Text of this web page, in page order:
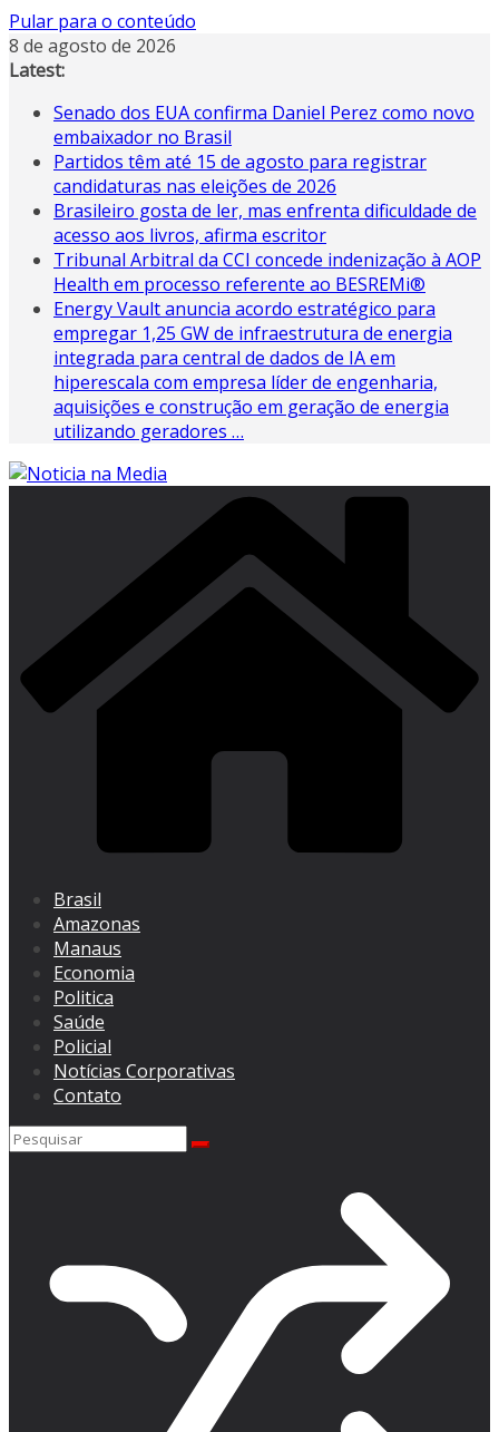
Pular para o conteúdo
8 de agosto de 2026
Latest:
Senado dos EUA confirma Daniel Perez como novo
embaixador no Brasil
Partidos têm até 15 de agosto para registrar
candidaturas nas eleições de 2026
Brasileiro gosta de ler, mas enfrenta dificuldade de
acesso aos livros, afirma escritor
Tribunal Arbitral da CCI concede indenização à AOP
Health em processo referente ao BESREMi®
Energy Vault anuncia acordo estratégico para
empregar 1,25 GW de infraestrutura de energia
integrada para central de dados de IA em
hiperescala com empresa líder de engenharia,
aquisições e construção em geração de energia
utilizando geradores …
Brasil
Amazonas
Manaus
Economia
Politica
Saúde
Policial
Notícias Corporativas
Contato